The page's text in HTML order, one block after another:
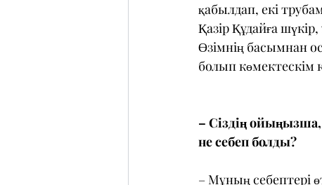
қабылдап, екі
Қазір Құдайға
Өзімнің басымнан
болып көмектескім
– Сіздің
не себеп болды?
– Мұның себептері